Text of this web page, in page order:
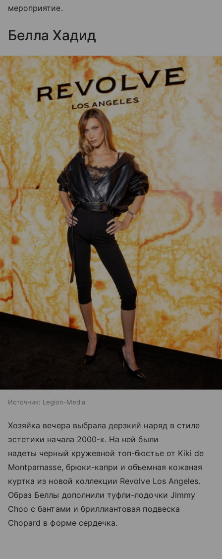
мероприятие.
Белла Хадид
Источник: Legion-Media
Хозяйка вечера выбрала дерзкий наряд в стиле
эстетики начала 2000-х. На ней были
надеты черный кружевной топ-бюстье от Kiki de
Montparnasse, брюки-капри и объемная кожаная
куртка из новой коллекции Revolve Los Angeles.
Образ Беллы дополнили туфли-лодочки Jimmy
Choo с бантами и бриллиантовая подвеска
Chopard в форме сердечка.